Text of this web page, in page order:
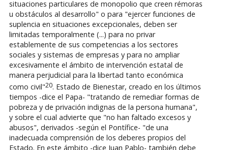
situaciones particulares de monopolio que creen rémoras
u obstáculos al desarrollo" o para "ejercer funciones de
suplencia en situaciones excepcionales, deben ser
limitadas temporalmente (...) para no privar
establemente de sus competencias a los sectores
sociales y sistemas de empresas y para no ampliar
excesivamente el ámbito de intervención estatal de
manera perjudicial para la libertad tanto económica
como civil"20. Estado de Bienestar, creado en los últimos
tiempos -dice el Papa- "tratando de remediar formas de
pobreza y de privación indignas de la persona humana",
y sobre el cual advierte que "no han faltado excesos y
abusos", derivados -según el Pontífice- "de una
inadecuada comprensión de los deberes propios del
Estado. En este ámbito -dice Juan Pablo- también debe